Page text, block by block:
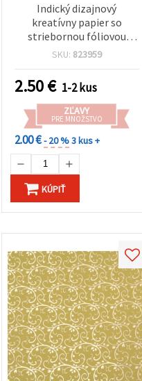
Indický dizajnový
kreatívny papier so
striebornou fóliovou
razbou, 120 g/m², hárok
scrapbooking,
cardmaking a umelecké
projekty – HP31
SKU: 823959
2.50€ 1-2 kus
ZĽAVY
PRE MNOŽSTVO
2.00 €- 20 %3 kus +
KÚPIŤ